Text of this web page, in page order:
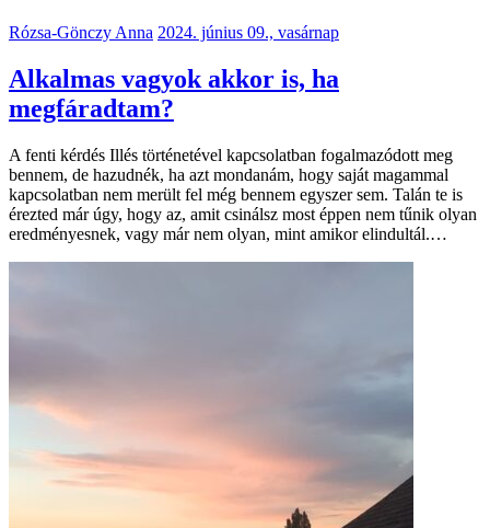
Rózsa-Gönczy Anna 2024. június 09., vasárnap
Alkalmas vagyok akkor is, ha
megfáradtam?
A fenti kérdés Illés történetével kapcsolatban fogalmazódott meg
bennem, de hazudnék, ha azt mondanám, hogy saját magammal
kapcsolatban nem merült fel még bennem egyszer sem. Talán te is
érezted már úgy, hogy az, amit csinálsz most éppen nem tűnik olyan
eredményesnek, vagy már nem olyan, mint amikor elindultál.…